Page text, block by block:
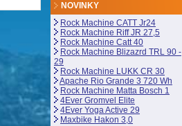
NOVINKY
Rock Machine CATT Jr24
Rock Machine Riff JR 27,5
Rock Machine Catt 40
Rock Machine Blizazrd TRL 90 -
29
Rock Machine LUKK CR 30
Apache Rio Grande 3 720 Wh
Rock Machine Matta Bosch 1
4Ever Gromvel Elite
4Ever Yoga Active 29
Maxbike Hakon 3,0